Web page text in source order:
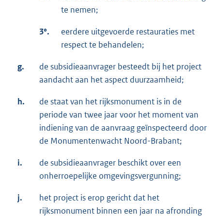
te nemen;
3°.
eerdere uitgevoerde restauraties met
respect te behandelen;
g.
de subsidieaanvrager besteedt bij het project
aandacht aan het aspect duurzaamheid;
h.
de staat van het rijksmonument is in de
periode van twee jaar voor het moment van
indiening van de aanvraag geïnspecteerd door
de Monumentenwacht Noord-Brabant;
i.
de subsidieaanvrager beschikt over een
onherroepelijke omgevingsvergunning;
j.
het project is erop gericht dat het
rijksmonument binnen een jaar na afronding